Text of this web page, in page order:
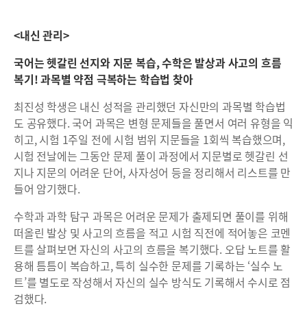
<내신 관리>
국어는 헷갈린 선지와 지문 복습, 수학은 발상과 사고의 흐름
복기! 과목별 약점 극복하는 학습법 찾아
최진성 학생은 내신 성적을 관리했던 자신만의 과목별 학습법
도 공유했다. 국어 과목은 변형 문제들을 풀면서 여러 유형을 익
히고, 시험 1주일 전에 시험 범위 지문들을 1회씩 복습했으며,
시험 전날에는 그동안 문제 풀이 과정에서 지문별로 헷갈린 선
지나 지문의 어려운 단어, 사자성어 등을 정리해서 리스트를 만
들어 암기했다.
수학과 과학 탐구 과목은 어려운 문제가 출제되면 풀이를 위해
떠올린 발상 및 사고의 흐름을 적고 시험 직전에 적어놓은 코멘
트를 살펴보면 자신의 사고의 흐름을 복기했다. 오답 노트를 활
용해 틈틈이 복습하고, 특히 실수한 문제를 기록하는 ‘실수 노
트’를 별도로 작성해서 자신의 실수 방식도 기록해서 수시로 점
검했다.